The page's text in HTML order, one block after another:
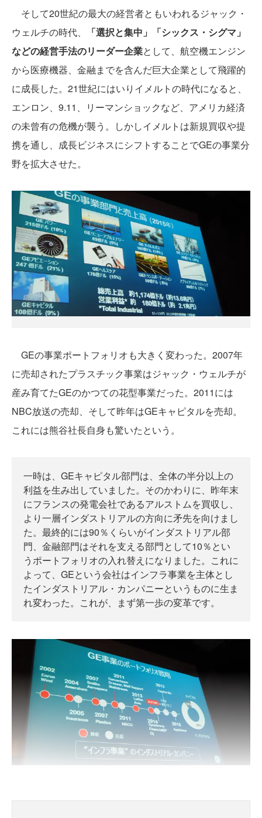
そして20世紀の最大の経営者ともいわれるジャック・
ウェルチの時代、
「選択と集中」「シックス・シグマ」
などの経営手法のリーダー企業として、航空機エンジン
から医療機器、金融までを含んだ巨大企業として飛躍的
に成長した。21世紀にはいりイメルトの時代になると、
エンロン、9.11、リーマンショックなど、アメリカ経済
の未曾有の危機が襲う。しかしイメルトは新規買収や提
携を通し、成長ビジネスにシフトすることでGEの事業分
野を拡大させた。
GEの事業ポートフォリオも大きく変わった。2007年
に売却されたプラスチック事業はジャック・ウェルチが
産み育てたGEのかつての花型事業だった。2011には
NBC放送の売却、そして昨年はGEキャピタルを売却。
これには熊谷社長自身も驚いたという。
一時は、GEキャピタル部門は、全体の半分以上の
利益を生み出していました。そのかわりに、昨年末
にフランスの発電会社であるアルストムを買収し、
より一層インダストリアルの方向に矛先を向けまし
た。最終的には90％くらいがインダストリアル部
門、金融部門はそれを支える部門として10％とい
うポートフォリオの入れ替えになりました。これに
よって、GEという会社はインフラ事業を主体とし
たインダストリアル・カンパニーというものに生ま
れ変わった。これが、まず第一歩の変革です。